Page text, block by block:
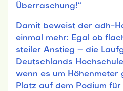
Überraschung!“
Damit beweist der adh-
einmal mehr: Egal ob
steiler Anstieg – die
Deutschlands
wenn es um Höhenmeter
Platz auf dem Podium